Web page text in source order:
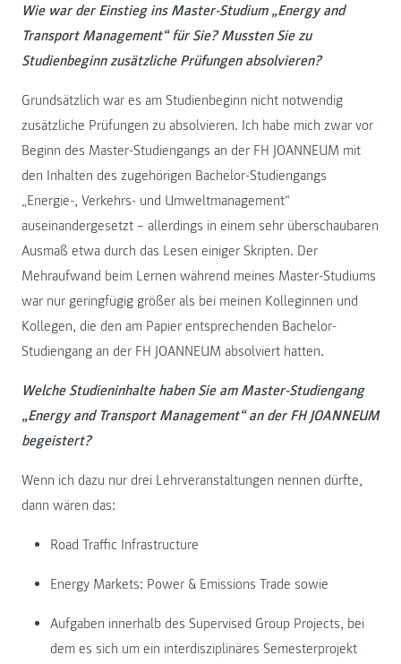
Wie war der Einstieg ins Master-Studium „Energy and
Transport Management“ für Sie? Mussten Sie zu
Studienbeginn zusätzliche Prüfungen absolvieren?
Grundsätzlich war es am Studienbeginn nicht notwendig
zusätzliche Prüfungen zu absolvieren. Ich habe mich zwar vor
Beginn des Master-Studiengangs an der FH JOANNEUM mit
den Inhalten des zugehörigen Bachelor-Studiengangs
„Energie-, Verkehrs- und Umweltmanagement“
auseinandergesetzt – allerdings in einem sehr überschaubaren
Ausmaß etwa durch das Lesen einiger Skripten. Der
Mehraufwand beim Lernen während meines Master-Studiums
war nur geringfügig größer als bei meinen Kolleginnen und
Kollegen, die den am Papier entsprechenden Bachelor-
Studiengang an der FH JOANNEUM absolviert hatten.
Welche Studieninhalte haben Sie am Master-Studiengang
„Energy and Transport Management“ an der FH JOANNEUM
begeistert?
Wenn ich dazu nur drei Lehrveranstaltungen nennen dürfte,
dann wären das:
Road Traffic Infrastructure
Energy Markets: Power & Emissions Trade sowie
Aufgaben innerhalb des Supervised Group Projects, bei
dem es sich um ein interdisziplinäres Semesterprojekt